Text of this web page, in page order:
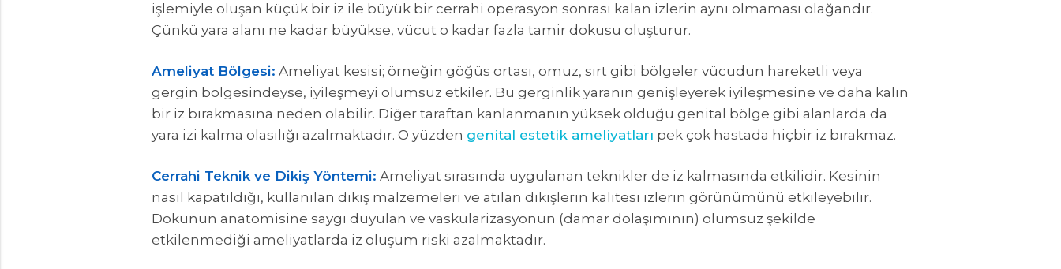
işlemiyle oluşan küçük bir iz ile büyük bir cerrahi operasyon sonrası kalan izlerin aynı olmaması olağandır.
Çünkü yara alanı ne kadar büyükse, vücut o kadar fazla tamir dokusu oluşturur.
Ameliyat Bölgesi: Ameliyat kesisi; örneğin göğüs ortası, omuz, sırt gibi bölgeler vücudun hareketli veya
gergin bölgesindeyse, iyileşmeyi olumsuz etkiler. Bu gerginlik yaranın genişleyerek iyileşmesine ve daha kalın
bir iz bırakmasına neden olabilir. Diğer taraftan kanlanmanın yüksek olduğu genital bölge gibi alanlarda da
yara izi kalma olasılığı azalmaktadır. O yüzden genital estetik ameliyatları pek çok hastada hiçbir iz bırakmaz.
Cerrahi Teknik ve Dikiş Yöntemi: Ameliyat sırasında uygulanan teknikler de iz kalmasında etkilidir. Kesinin
nasıl kapatıldığı, kullanılan dikiş malzemeleri ve atılan dikişlerin kalitesi izlerin görünümünü etkileyebilir.
Dokunun anatomisine saygı duyulan ve vaskularizasyonun (damar dolaşımının) olumsuz şekilde
etkilenmediği ameliyatlarda iz oluşum riski azalmaktadır.